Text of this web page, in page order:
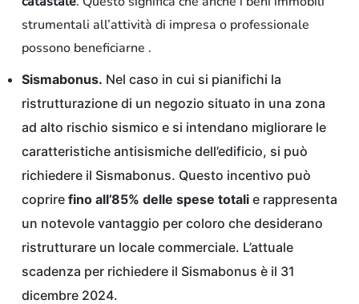
strumentali all’attività di impresa o professionale
possono beneficiarne .
Sismabonus. Nel caso in cui si pianifichi la
ristrutturazione di un negozio situato in una zona
ad alto rischio sismico e si intendano migliorare le
caratteristiche antisismiche dell’edificio, si può
richiedere il Sismabonus. Questo incentivo può
coprire fino all’85% delle spese totalie rappresenta
un notevole vantaggio per coloro che desiderano
ristrutturare un locale commerciale. L’attuale
scadenza per richiedere il Sismabonus è il 31
dicembre 2024.